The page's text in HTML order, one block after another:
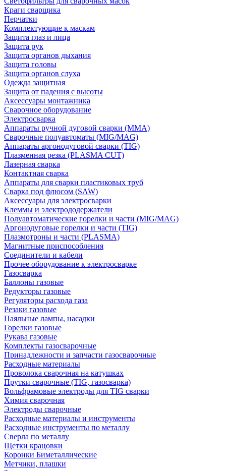
Краги сварщика
Перчатки
Комплектующие к маскам
Защита глаз и лица
Защита рук
Защита органов дыхания
Защита головы
Защита органов слуха
Одежда защитная
Защита от падения с высоты
Аксессуары монтажника
Сварочное оборудование
Электросварка
Аппараты ручной дуговой сварки (MMA)
Сварочные полуавтоматы (MIG/MAG)
Аппараты аргонодуговой сварки (TIG)
Плазменная резка (PLASMA CUT)
Лазерная сварка
Контактная сварка
Аппараты для сварки пластиковых труб
Сварка под флюсом (SAW)
Аксессуары для электросварки
Клеммы и электрододержатели
Полуавтоматические горелки и части (MIG/MAG)
Аргонодуговые горелки и части (TIG)
Плазмотроны и части (PLASMA)
Магнитные приспособления
Соединители и кабели
Прочее оборудование к электросварке
Газосварка
Баллоны газовые
Редукторы газовые
Регуляторы расхода газа
Резаки газовые
Паяльные лампы, насадки
Горелки газовые
Рукава газовые
Комплекты газосварочные
Принадлежности и запчасти газосварочные
Расходные материалы
Проволока сварочная на катушках
Прутки сварочные (TIG, газосварка)
Вольфрамовые электроды для TIG сварки
Химия сварочная
Электроды сварочные
Расходные материалы и инструменты
Расходные инструменты по металлу
Сверла по металлу
Щетки крацовки
Коронки Биметаллические
Метчики, плашки